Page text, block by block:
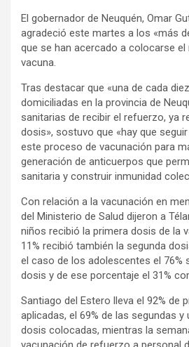
El gobernador de Neuquén, Omar
agradeció este martes a los «más
que se han acercado a colocarse el
vacuna.
Tras destacar que «una de cada
domiciliadas en la provincia de
sanitarias de recibir el refuerzo, ya
dosis», sostuvo que «hay que
este proceso de vacunación para
generación de anticuerpos que
sanitaria y construir inmunidad
Con relación a la vacunación en
del Ministerio de Salud dijeron a
niños recibió la primera dosis de la
11% recibió también la segunda
el caso de los adolescentes el 76%
dosis y de ese porcentaje el 31%
Santiago del Estero lleva el 92% de
aplicadas, el 69% de las segundas
dosis colocadas, mientras la